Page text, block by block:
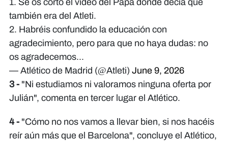
1. Se os cortó el vídeo del Papa donde decía que
también era del Atleti.
2. Habréis confundido la educación con
agradecimiento, pero para que no haya dudas: no
os agradecemos...
— Atlético de Madrid (@Atleti) June 9, 2026
3 - "Ni estudiamos ni valoramos ninguna oferta por
Julián", comenta en tercer lugar el Atlético.
4 - "Cómo no nos vamos a llevar bien, si nos hacéis
reír aún más que el Barcelona", concluye el Atlético,